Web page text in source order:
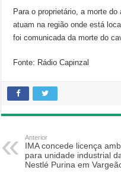
Para o proprietário, a morte
atuam na região onde está
foi comunicada da morte do
Fonte: Rádio Capinzal
Anterior
IMA concede licença
para unidade industrial
Nestlé Purina em